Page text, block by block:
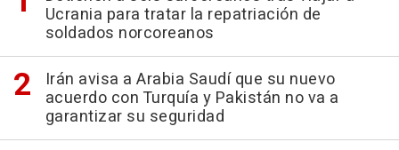
Ucrania para tratar la repatriación de
soldados norcoreanos
Irán avisa a Arabia Saudí que su nuevo
acuerdo con Turquía y Pakistán no va a
garantizar su seguridad